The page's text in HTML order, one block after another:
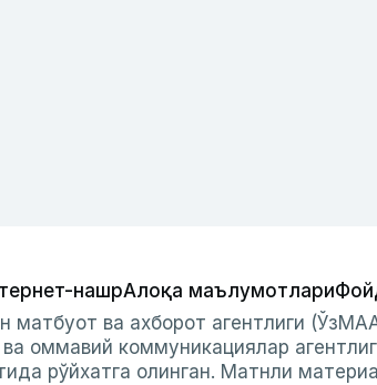
нашрАлоқа маълумотлари
матбуот ва ахборот агентлиги
оммавий коммуникациялар
рўйхатга олинган. Матнли